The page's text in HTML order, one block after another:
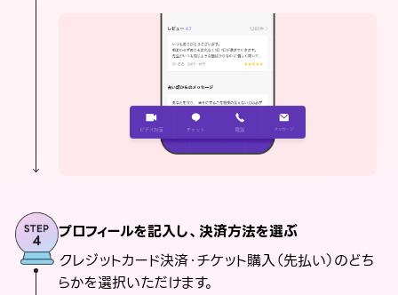
プロフィールを記入し、決済方法を選ぶ
クレジットカード決済・チケット購入（先払い）のどち
らかを選択いただけます。